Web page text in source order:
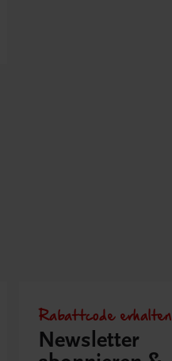
Rabattcode erhalten
Newsletter